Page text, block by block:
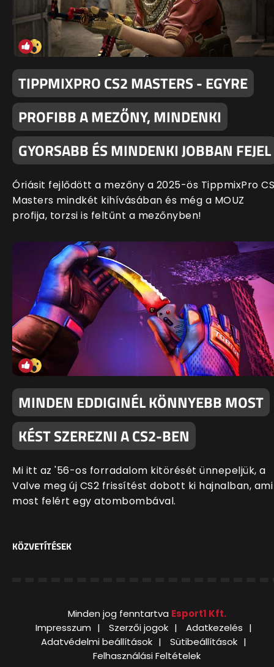
TIPPMIXPRO CS2 MASTERS - EGYRE
PROFIBB A MEZŐNY, MINDENKI
GYORSABB ÉS MINDENKI JOBBAN FEJEL
Óriásit fejlődött a mezőny a 2025-ös TippmixPro
Masters mindkét kihívásában és még a MOUZ
profija, torzsi is feltűnt a mezőnyben!
MINDEN EDDIGINÉL KÖNNYEBB MOST
KÉST SZEREZNI A CS2-BEN
Mi itt az '56-os forradalom kitörését ünnepeljük, a
Valve meg új CS2 frissítést dobott ki hajnalban, ami
most felért egy atombombával.
KÖZVETÍTÉSEK
Minden jog fenntartva Esport1 Kft.
Impresszum
Szerzői jogok
Adatkezelés
Adatvédelmi beállítások
Sütibeállítások
Felhasználási Feltételek